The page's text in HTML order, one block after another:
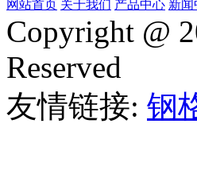
网站首页 关于我们 产品中心 新闻
Copyright @
Reserved
友情链接: 钢